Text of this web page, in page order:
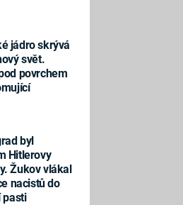
jádro skrývá
svět.
povrchem
byl
Hitlerovy
Žukov vlákal
nacistů do
pasti